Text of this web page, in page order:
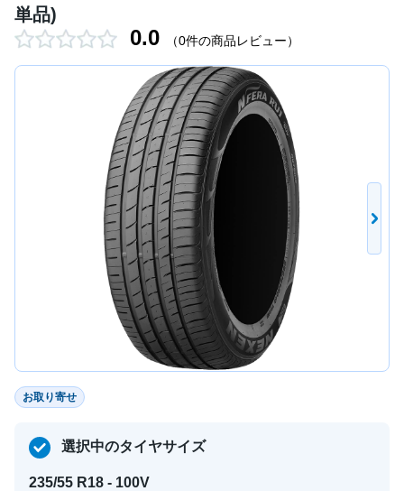
単品)
0.0 （0件の商品レビュー）
お取り寄せ
選択中のタイヤサイズ
235/55 R18 - 100V